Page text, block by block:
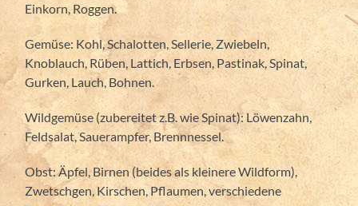
Einkorn, Roggen.
Gemüse: Kohl, Schalotten, Sellerie, Zwiebeln,
Knoblauch, Rüben, Lattich, Erbsen, Pastinak, Spinat,
Gurken, Lauch, Bohnen.
Wildgemüse (zubereitet z.B. wie Spinat): Löwenzahn,
Feldsalat, Sauerampfer, Brennnessel.
Obst: Äpfel, Birnen (beides als kleinere Wildform),
Zwetschgen, Kirschen, Pflaumen, verschiedene